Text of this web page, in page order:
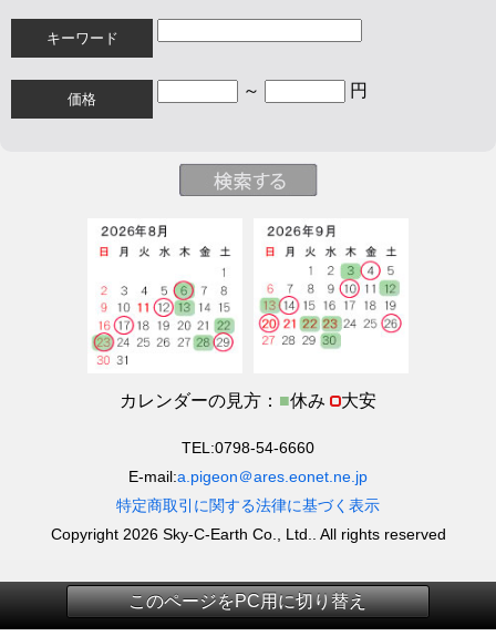
キーワード
価格 ～ 円
カレンダーの見方： ■休み 大安
TEL:0798-54-6660
E-mail:a.pigeon＠ares.eonet.ne.jp
特定商取引に関する法律に基づく表示
Copyright 2026 Sky-C-Earth Co., Ltd.. All rights reserved
このページをPC用に切り替え